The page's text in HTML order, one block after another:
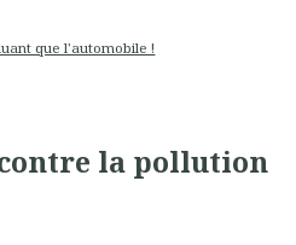
que l'automobile !
la pollution